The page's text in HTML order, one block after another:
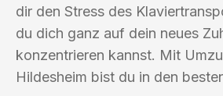
dir den Stress des
du dich ganz auf dein neues
konzentrieren kannst. Mit
Hildesheim bist du in den